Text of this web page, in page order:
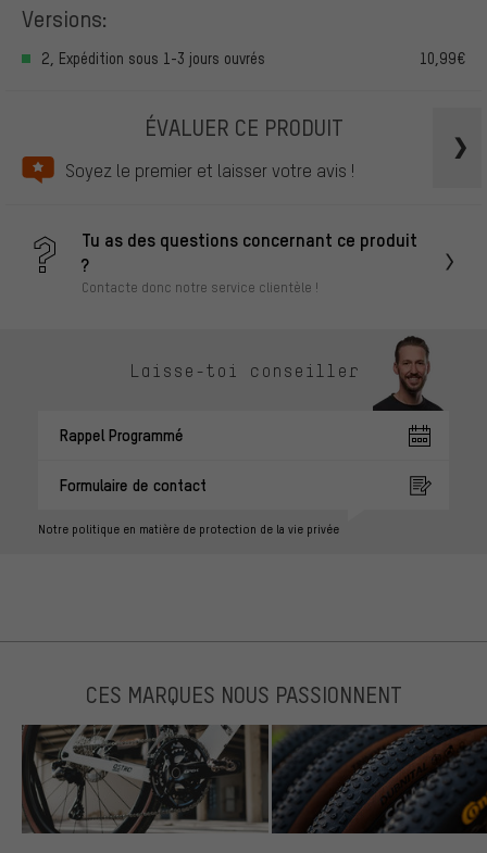
Versions:
2, Expédition sous 1-3 jours ouvrés 10,99€
ÉVALUER CE PRODUIT
Soyez le premier et laisser votre avis !
Tu as des questions concernant ce produit
?
Contacte donc notre service clientèle !
Laisse-toi conseiller
Rappel Programmé
Formulaire de contact
Notre politique en matière de protection de la vie privée
CES MARQUES NOUS PASSIONNENT